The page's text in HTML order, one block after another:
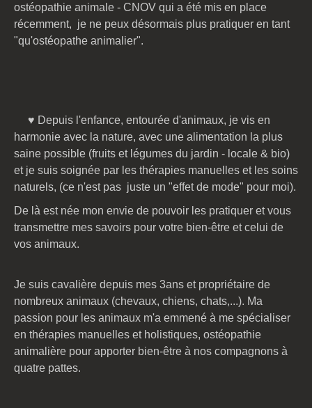
ostéopathie animale - CNOV qui a été mis en place
récemment, je ne peux désormais plus pratiquer en tant
"qu'ostéopathe animalier".
♥ Depuis l'enfance, entourée d'animaux, je vis en
harmonie avec la nature, avec une alimentation la plus
saine possible (fruits et légumes du jardin - locale & bio)
et je suis soignée par les thérapies manuelles et les soins
naturels, (ce n'est pas juste un "effet de mode" pour moi).
De là est née mon envie de pouvoir les pratiquer et vous
transmettre mes savoirs pour votre bien-être et celui de
vos animaux.
Je suis cavalière depuis mes 3ans et propriétaire de
nombreux animaux (chevaux, chiens, chats,...). Ma
passion pour les animaux m'a emmené à me spécialiser
en thérapies manuelles et holistiques, ostéopathie
animalière pour apporter bien-être à nos compagnons à
quatre pattes.